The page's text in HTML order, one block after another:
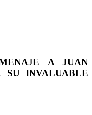
A JUAN
SU INVALUABLE